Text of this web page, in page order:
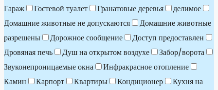
Гараж
Гостевой туалет Гранатовые деревья
делимое
Домашние животные не допускаются
Домашние животные
разрешены
Дорожное сообщение
Доступ предоставлен
Дровяная печь
Душ на открытом воздухе
Забор/ворота
Звуконепроницаемые окна
Инфракрасное отопление
Камин
Карпорт Квартиры Кондиционер
Кухня на